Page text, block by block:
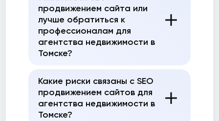
продвижением сайта или
лучше обратиться к
профессионалам для
агентства недвижимости в
Томске?
Какие риски связаны с SEO
продвижением сайтов для
агентства недвижимости в
Томске?